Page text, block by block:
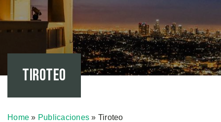
Tiroteo
Home » Publicaciones » Tiroteo